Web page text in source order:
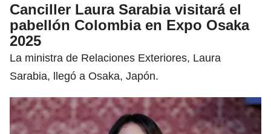
Canciller Laura Sarabia visitará el
pabellón Colombia en Expo Osaka
2025
La ministra de Relaciones Exteriores, Laura
Sarabia, llegó a Osaka, Japón.